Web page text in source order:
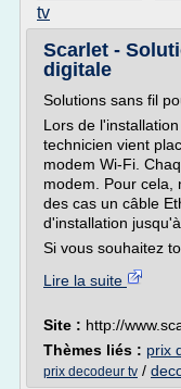
tv
Scarlet -
digitale
Solutions sans fil
Lors de
technicien vient
modem Wi-Fi.
modem. Pour cela,
des cas un câble
d'installation jusqu'à
Si vous souhaitez
Lire la suite
Site : http://
Thèmes liés : prix
prix decodeur tv /